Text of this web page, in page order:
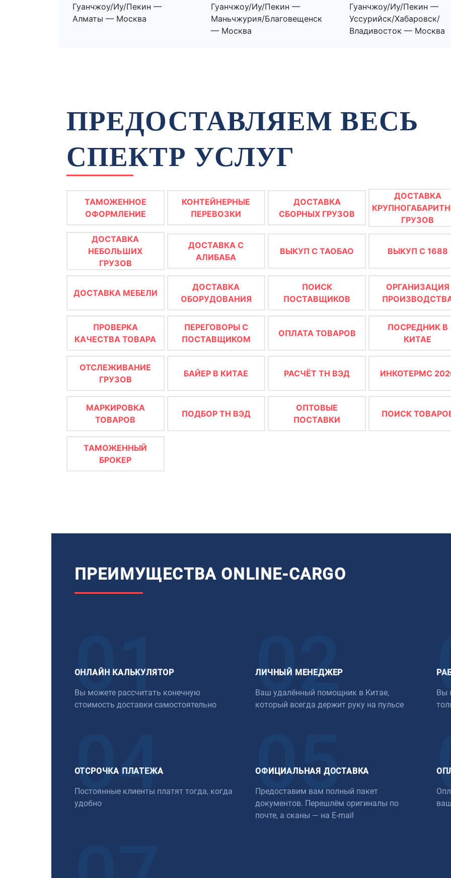
Гуанчжоу/Иу/Пекин —
Алматы — Москва
Гуанчжоу/Иу/Пекин —
Маньчжурия/Благовещенск
— Москва
Гуанчжоу/Иу/Пекин —
Уссурийск/Хабаровск/
Владивосток — Москва
ПРЕДОСТАВЛЯЕМ ВЕСЬ
СПЕКТР УСЛУГ
ТАМОЖЕННОЕ
ОФОРМЛЕНИЕ
КОНТЕЙНЕРНЫЕ
ПЕРЕВОЗКИ
ДОСТАВКА
СБОРНЫХ ГРУЗОВ
ДОСТАВКА
ГРУЗОВ
ДОСТАВКА
НЕБОЛЬШИХ
ГРУЗОВ
ДОСТАВКА С
АЛИБАБА
ВЫКУП С ТАОБАО ВЫКУП С 1688
ДОСТАВКА МЕБЕЛИ
ДОСТАВКА
ОБОРУДОВАНИЯ
ПОИСК
ПОСТАВЩИКОВ
ОРГАНИЗАЦИЯ
ПРОВЕРКА
КАЧЕСТВА ТОВАРА
ПЕРЕГОВОРЫ С
ПОСТАВЩИКОМ
ОПЛАТА ТОВАРОВ
ПОСРЕДНИК В
КИТАЕ
ОТСЛЕЖИВАНИЕ
ГРУЗОВ
БАЙЕР В КИТАЕ РАСЧЁТ ТН ВЭД ИНКОТЕРМС
МАРКИРОВКА
ТОВАРОВ
ПОДБОР ТН ВЭД
ОПТОВЫЕ
ПОСТАВКИ
ПОИСК
ТАМОЖЕННЫЙ
БРОКЕР
ПРЕИМУЩЕСТВА ONLINE-CARGO
01
ОНЛАЙН КАЛЬКУЛЯТОР
Вы можете рассчитать конечную
стоимость доставки самостоятельно
02
ЛИЧНЫЙ МЕНЕДЖЕР
Ваш удалённый помощник в Китае,
который всегда держит руку на пульсе
Вы
04
ОТСРОЧКА ПЛАТЕЖА
Постоянные клиенты платят тогда, когда
удобно
05
ОФИЦИАЛЬНАЯ ДОСТАВКА
Предоставим вам полный пакет
документов. Перешлём оригиналы по
почте, а сканы — на E-mail